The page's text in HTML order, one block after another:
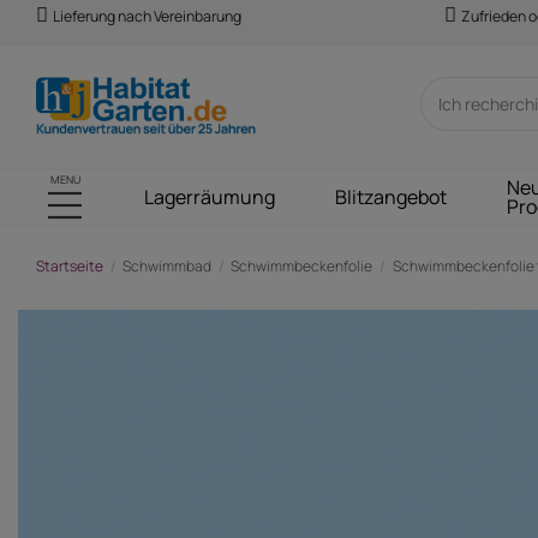
Lieferung nach Vereinbarung Zufrieden
MENU
Lagerräumung Blitzangebot
Startseite Schwimmbad Schwimmbeckenfolie Schwimmbeckenfolie